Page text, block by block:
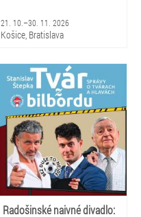
21. 10.–30. 11. 2026
Košice, Bratislava
Radošinské naivné divadlo: